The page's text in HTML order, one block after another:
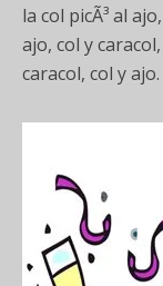
la col picÃ³ al ajo,
ajo, col y caracol,
caracol, col y ajo.